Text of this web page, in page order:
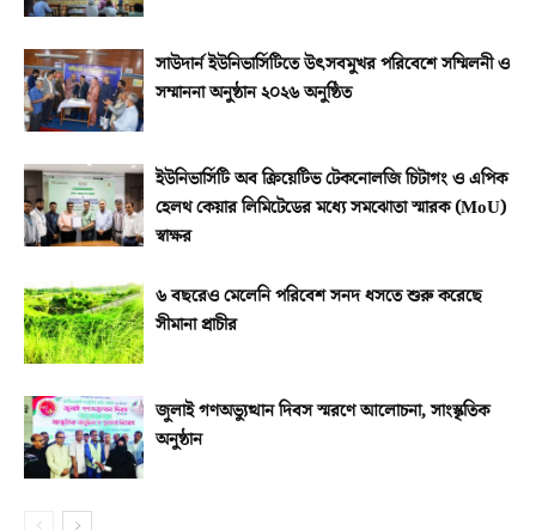
সাউদার্ন ইউনিভার্সিটিতে উৎসবমুখর পরিবেশে সম্মিলনী ও
সম্মাননা অনুষ্ঠান ২০২৬ অনুষ্ঠিত
ইউনিভার্সিটি অব ক্রিয়েটিভ টেকনোলজি চিটাগং ও এপিক
হেলথ কেয়ার লিমিটেডের মধ্যে সমঝোতা স্মারক (MoU)
স্বাক্ষর
৬ বছরেও মেলেনি পরিবেশ সনদ ধসতে শুরু করেছে
সীমানা প্রাচীর
জুলাই গণঅভ্যুত্থান দিবস স্মরণে আলোচনা, সাংস্কৃতিক
অনুষ্ঠান